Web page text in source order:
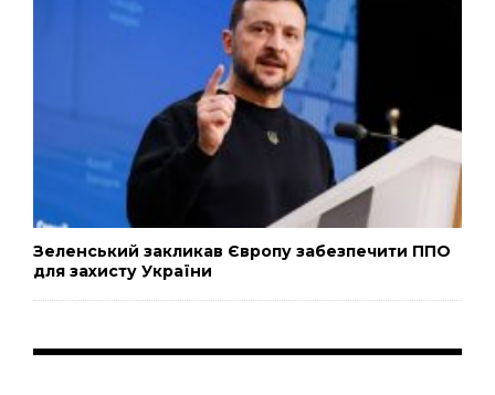
Зеленський закликав Європу забезпечити ППО
для захисту України